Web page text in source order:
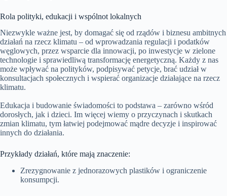
Rola polityki, edukacji i wspólnot lokalnych
Niezwykle ważne jest, by domagać się od rządów i biznesu ambitnych
działań na rzecz klimatu – od wprowadzania regulacji i podatków
węglowych, przez wsparcie dla innowacji, po inwestycje w zielone
technologie i sprawiedliwą transformację energetyczną. Każdy z nas
może wpływać na polityków, podpisywać petycje, brać udział w
konsultacjach społecznych i wspierać organizacje działające na rzecz
klimatu.
Edukacja i budowanie świadomości to podstawa – zarówno wśród
dorosłych, jak i dzieci. Im więcej wiemy o przyczynach i skutkach
zmian klimatu, tym łatwiej podejmować mądre decyzje i inspirować
innych do działania.
Przykłady działań, które mają znaczenie:
Zrezygnowanie z jednorazowych plastików i ograniczenie
konsumpcji.